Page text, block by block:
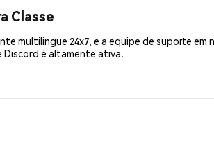
Classe
multilingue 24x7, e a equipe de suporte em
Discord é altamente ativa.